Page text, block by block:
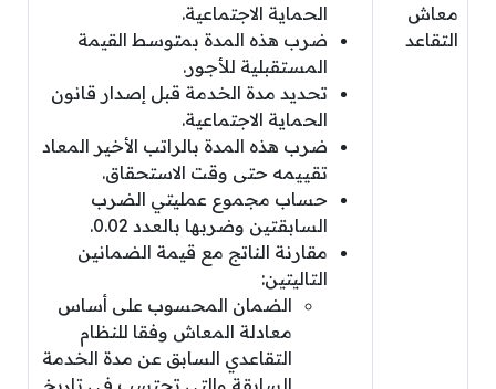
معاش
التقاعد
الحماية الاجتماعية.
ضرب هذه المدة بمتوسط القيمة
المستقبلية للأجور.
تحديد مدة الخدمة قبل إصدار قانون
الحماية الاجتماعية.
ضرب هذه المدة بالراتب الأخير المعاد
تقييمه حتى وقت الاستحقاق.
حساب مجموع عمليتي الضرب
السابقتين وضربها بالعدد 0.02.
مقارنة الناتج مع قيمة الضمانين
التاليتين:
الضمان المحسوب على أساس
معادلة المعاش وفقا للنظام
التقاعدي السابق عن مدة الخدمة